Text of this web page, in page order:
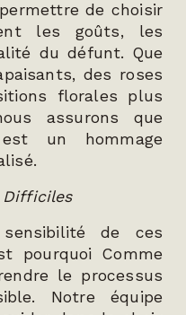
de choisir
les goûts, les
du défunt. Que
des roses
florales plus
assurons que
un hommage
Difficiles
de ces
pourquoi Comme
le processus
Notre équipe